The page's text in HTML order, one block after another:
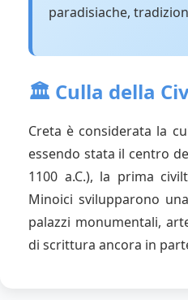
paradisiache,
🏛️ Culla della
Creta è considerata la
essendo stata il centro
1100 a.C.), la prima
Minoici svilupparono
palazzi monumentali,
di scrittura ancora in